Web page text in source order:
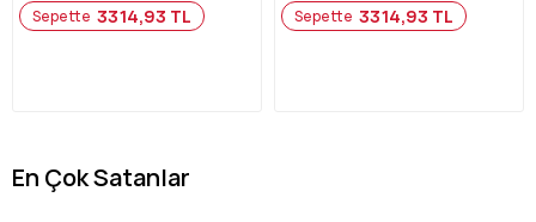
Sepette 3314,93 TL Sepette 3314,93 TL
En Çok Satanlar